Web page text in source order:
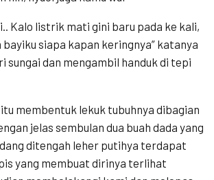
Kalo listrik mati gini baru pada ke kali,
siapa kapan keringnya” katanya
sungai dan mengambil handuk di tepi
membentuk lekuk tubuhnya dibagian
jelas sembulan dua buah dada yang
ditengah leher putihya terdapat
yang membuat dirinya terlihat